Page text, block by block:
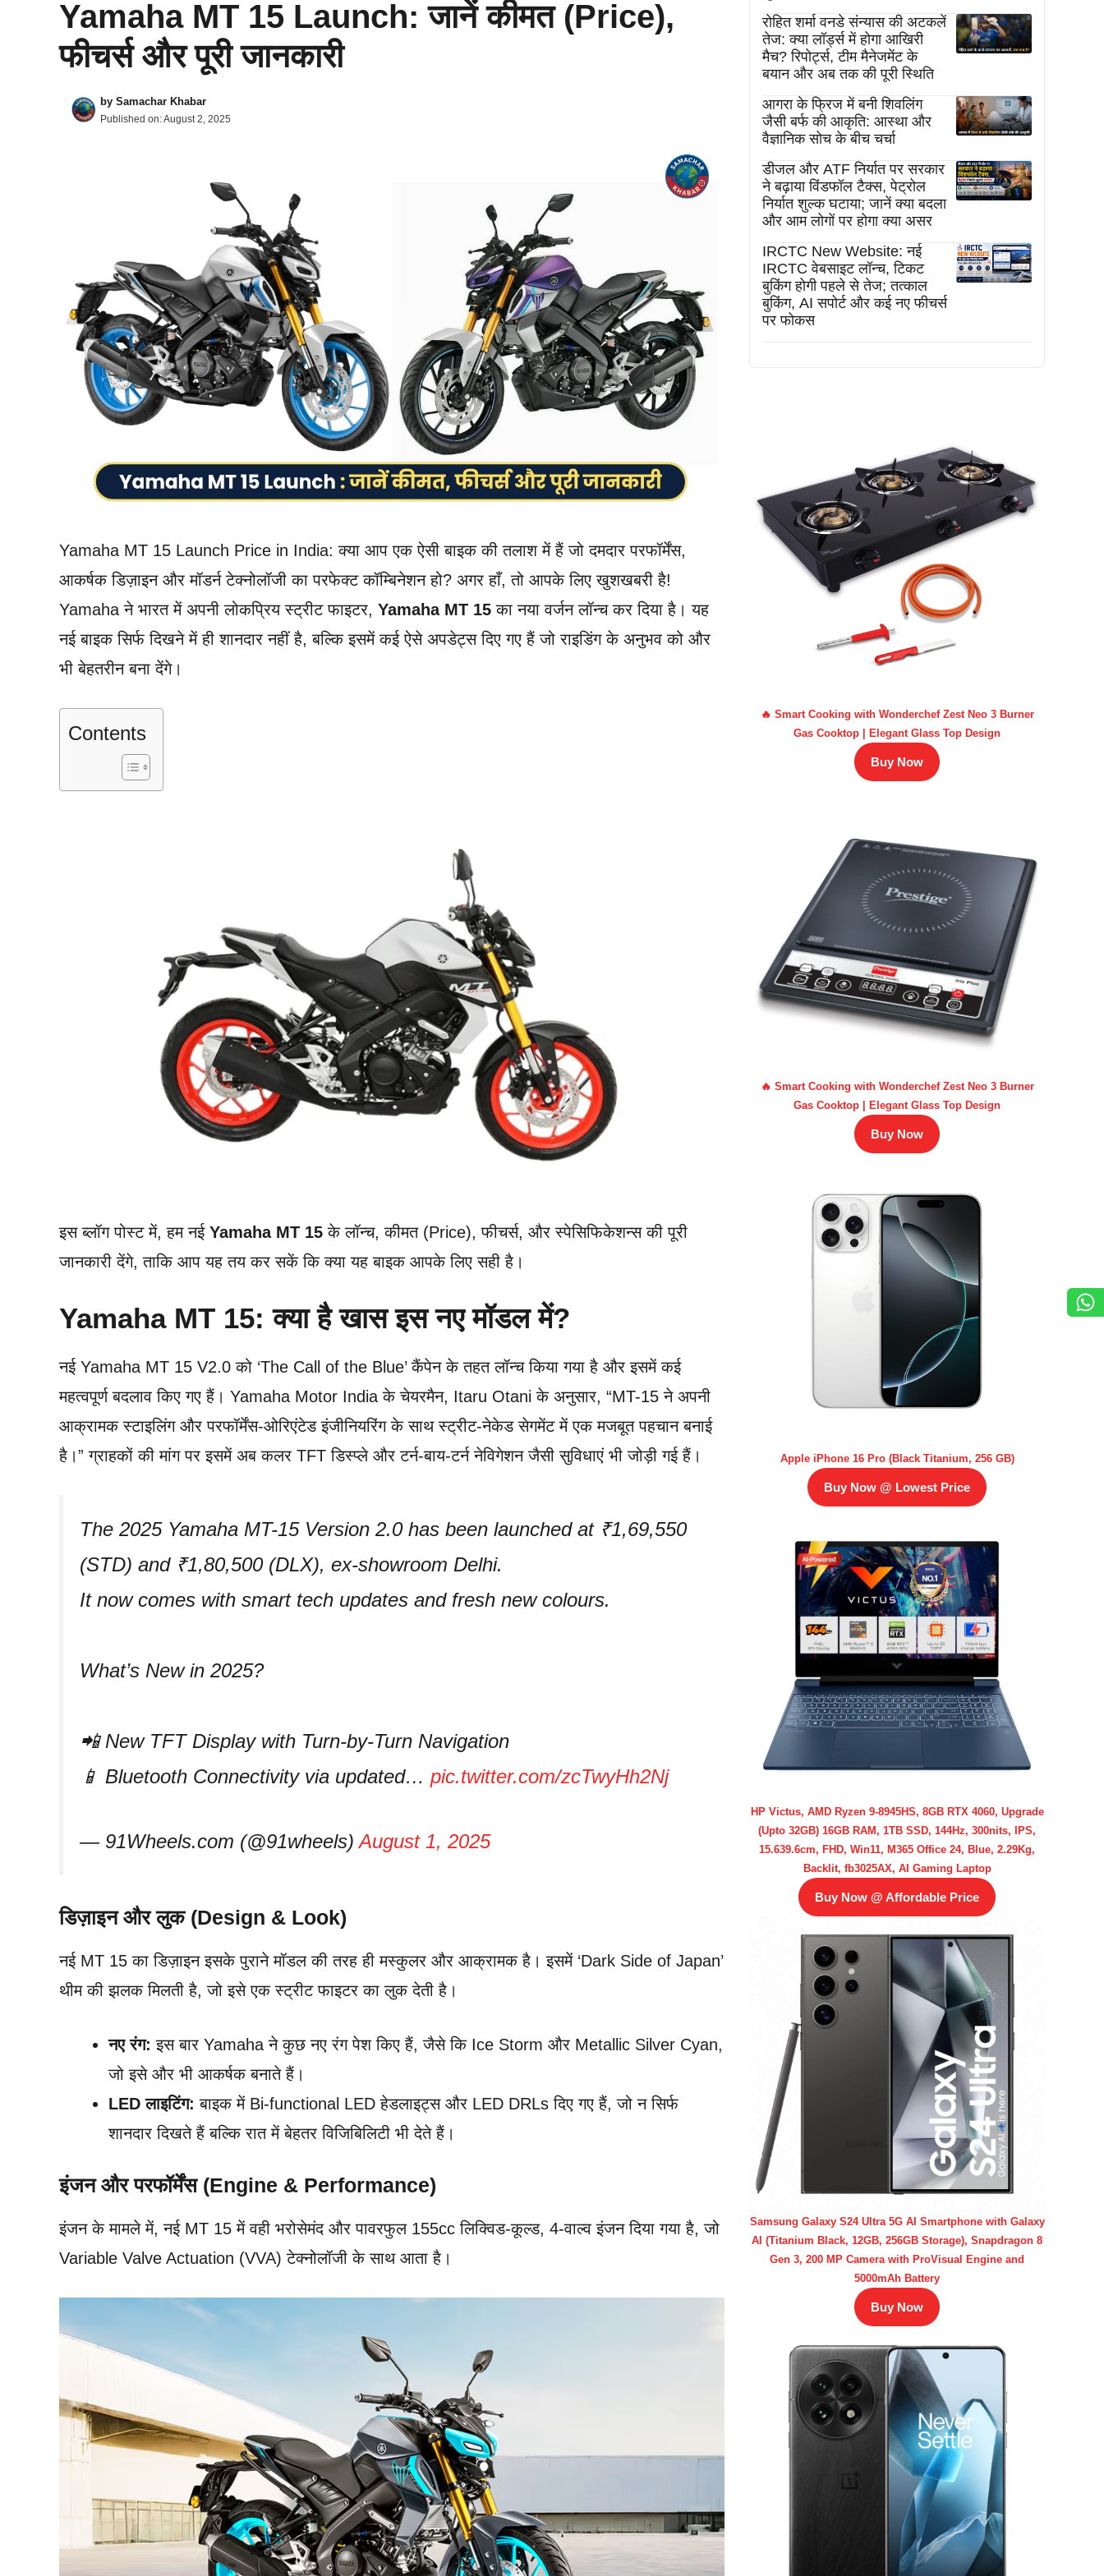
Yamaha MT 15 Launch: जानें कीमत (Price),
फीचर्स और पूरी जानकारी
by Samachar Khabar
Published on:August 2, 2025
Yamaha MT 15 Launch Price in India: क्या आप एक ऐसी बाइक की तलाश में हैं जो दमदार परफॉर्मेंस,
आकर्षक डिज़ाइन और मॉडर्न टेक्नोलॉजी का परफेक्ट कॉम्बिनेशन हो? अगर हाँ, तो आपके लिए खुशखबरी है!
Yamaha ने भारत में अपनी लोकप्रिय स्ट्रीट फाइटर, Yamaha MT 15 का नया वर्जन लॉन्च कर दिया है। यह
नई बाइक सिर्फ दिखने में ही शानदार नहीं है, बल्कि इसमें कई ऐसे अपडेट्स दिए गए हैं जो राइडिंग के अनुभव को और
भी बेहतरीन बना देंगे।
Contents
इस ब्लॉग पोस्ट में, हम नई Yamaha MT 15 के लॉन्च, कीमत (Price), फीचर्स, और स्पेसिफिकेशन्स की पूरी
जानकारी देंगे, ताकि आप यह तय कर सकें कि क्या यह बाइक आपके लिए सही है।
Yamaha MT 15: क्या है खास इस नए मॉडल में?
नई Yamaha MT 15 V2.0 को ‘The Call of the Blue’ कैंपेन के तहत लॉन्च किया गया है और इसमें कई
महत्वपूर्ण बदलाव किए गए हैं। Yamaha Motor India के चेयरमैन, Itaru Otani के अनुसार, “MT-15 ने अपनी
आक्रामक स्टाइलिंग और परफॉर्मेंस-ओरिएंटेड इंजीनियरिंग के साथ स्ट्रीट-नेकेड सेगमेंट में एक मजबूत पहचान बनाई
है।” ग्राहकों की मांग पर इसमें अब कलर TFT डिस्प्ले और टर्न-बाय-टर्न नेविगेशन जैसी सुविधाएं भी जोड़ी गई हैं।
The 2025 Yamaha MT-15 Version 2.0 has been launched at ₹1,69,550
(STD) and ₹1,80,500 (DLX), ex-showroom Delhi.
It now comes with smart tech updates and fresh new colours.
What’s New in 2025?
📲 New TFT Display with Turn-by-Turn Navigation
📱 Bluetooth Connectivity via updated… pic.twitter.com/zcTwyHh2Nj
— 91Wheels.com (@91wheels)August 1, 2025
डिज़ाइन और लुक (Design & Look)
नई MT 15 का डिज़ाइन इसके पुराने मॉडल की तरह ही मस्कुलर और आक्रामक है। इसमें ‘Dark Side of Japan’
थीम की झलक मिलती है, जो इसे एक स्ट्रीट फाइटर का लुक देती है।
नए रंग: इस बार Yamaha ने कुछ नए रंग पेश किए हैं, जैसे कि Ice Storm और Metallic Silver Cyan,
जो इसे और भी आकर्षक बनाते हैं।
LED लाइटिंग: बाइक में Bi-functional LED हेडलाइट्स और LED DRLs दिए गए हैं, जो न सिर्फ
शानदार दिखते हैं बल्कि रात में बेहतर विजिबिलिटी भी देते हैं।
इंजन और परफॉर्मेंस (Engine & Performance)
इंजन के मामले में, नई MT 15 में वही भरोसेमंद और पावरफुल 155cc लिक्विड-कूल्ड, 4-वाल्व इंजन दिया गया है, जो
Variable Valve Actuation (VVA) टेक्नोलॉजी के साथ आता है।
रोहित शर्मा वनडे संन्यास की अटकलें
तेज: क्या लॉर्ड्स में होगा आखिरी
मैच? रिपोर्ट्स, टीम मैनेजमेंट के
बयान और अब तक की पूरी स्थिति
आगरा के फ्रिज में बनी शिवलिंग
जैसी बर्फ की आकृति: आस्था और
वैज्ञानिक सोच के बीच चर्चा
डीजल और ATF निर्यात पर सरकार
ने बढ़ाया विंडफॉल टैक्स, पेट्रोल
निर्यात शुल्क घटाया; जानें क्या बदला
और आम लोगों पर होगा क्या असर
IRCTC New Website: नई
IRCTC वेबसाइट लॉन्च, टिकट
बुकिंग होगी पहले से तेज; तत्काल
बुकिंग, AI सपोर्ट और कई नए फीचर्स
पर फोकस
🔥 Smart Cooking with Wonderchef Zest Neo 3 Burner
Gas Cooktop | Elegant Glass Top Design
Buy Now
🔥 Smart Cooking with Wonderchef Zest Neo 3 Burner
Gas Cooktop | Elegant Glass Top Design
Buy Now
Apple iPhone 16 Pro (Black Titanium, 256 GB)
Buy Now @ Lowest Price
HP Victus, AMD Ryzen 9-8945HS, 8GB RTX 4060, Upgrade
(Upto 32GB) 16GB RAM, 1TB SSD, 144Hz, 300nits, IPS,
15.639.6cm, FHD, Win11, M365 Office 24, Blue, 2.29Kg,
Backlit, fb3025AX, AI Gaming Laptop
Buy Now @ Affordable Price
Samsung Galaxy S24 Ultra 5G AI Smartphone with Galaxy
AI (Titanium Black, 12GB, 256GB Storage), Snapdragon 8
Gen 3, 200 MP Camera with ProVisual Engine and
5000mAh Battery
Buy Now